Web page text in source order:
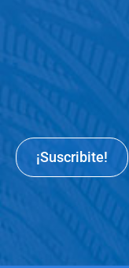
¡Suscribite!